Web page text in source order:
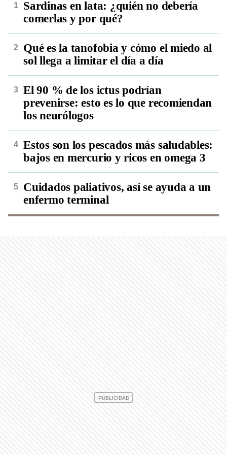
Sardinas en lata: ¿quién no debería
comerlas y por qué?
Qué es la tanofobia y cómo el miedo al
sol llega a limitar el día a día
El 90 % de los ictus podrían
prevenirse: esto es lo que recomiendan
los neurólogos
Estos son los pescados más saludables:
bajos en mercurio y ricos en omega 3
Cuidados paliativos, así se ayuda a un
enfermo terminal